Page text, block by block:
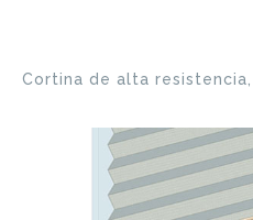
Cortina de alta